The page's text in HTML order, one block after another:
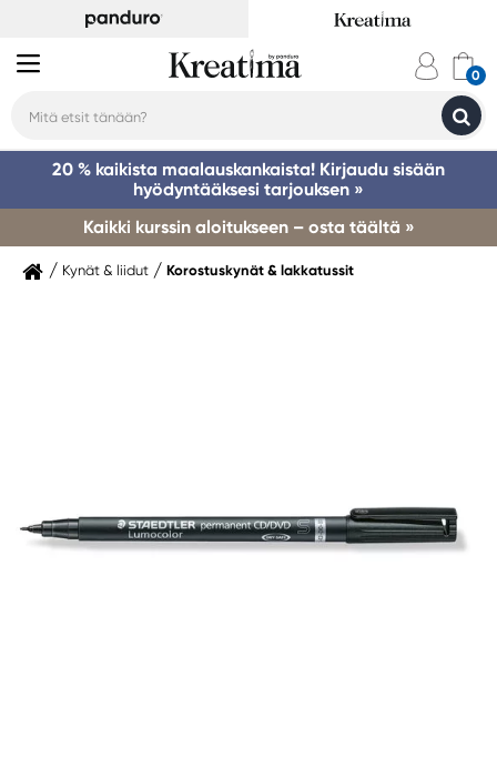
20 % kaikista maalauskankaista! Kirjaudu sisään
hyödyntääksesi tarjouksen »
Kaikki kurssin aloitukseen – osta täältä »
Kynät & liidut Korostuskynät & lakkatussit